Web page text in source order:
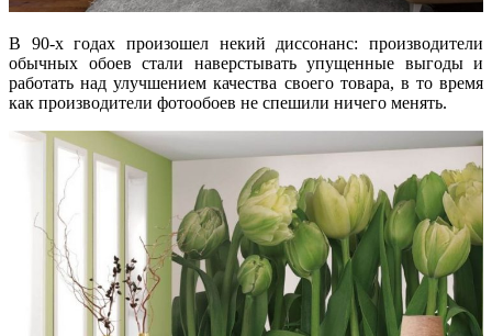
В 90-х годах произошел некий диссонанс: производители
обычных обоев стали наверстывать упущенные выгоды и
работать над улучшением качества своего товара, в то время
как производители фотообоев не спешили ничего менять.